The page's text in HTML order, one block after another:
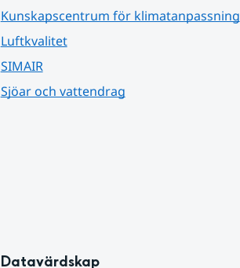
Kunskapscentrum för klimatanpassning
Luftkvalitet
SIMAIR
Sjöar och vattendrag
Datavärdskap